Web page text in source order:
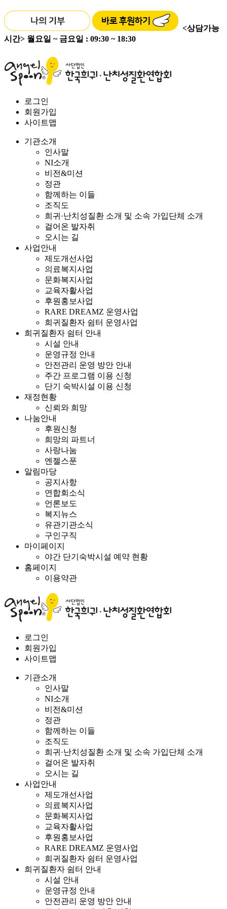
<상담가능
시간> 월요일 ~ 금요일 : 09:30 ~ 18:30
로그인
회원가입
사이트맵
기관소개
인사말
NI소개
비전&미션
정관
함께하는 이들
조직도
희귀·난치성질환 소개 및 소속 가입단체 소개
걸어온 발자취
오시는 길
사업안내
제도개선사업
의료복지사업
문화복지사업
교육자활사업
후원홍보사업
RARE DREAMZ 운영사업
희귀질환자 쉼터 운영사업
희귀질환자 쉼터 안내
시설 안내
운영규정 안내
안전관리 운영 방안 안내
주간 프로그램 이용 신청
단기 숙박시설 이용 신청
재정현황
신뢰와 희망
나눔안내
후원신청
희망의 파트너
사랑나눔
엔젤스푼
알림마당
공지사항
연합회소식
언론보도
복지뉴스
유관기관소식
구인구직
마이페이지
야간 단기숙박시설 예약 현황
홈페이지
이용약관
로그인
회원가입
사이트맵
기관소개
인사말
NI소개
비전&미션
정관
함께하는 이들
조직도
희귀·난치성질환 소개 및 소속 가입단체 소개
걸어온 발자취
오시는 길
사업안내
제도개선사업
의료복지사업
문화복지사업
교육자활사업
후원홍보사업
RARE DREAMZ 운영사업
희귀질환자 쉼터 운영사업
희귀질환자 쉼터 안내
시설 안내
운영규정 안내
안전관리 운영 방안 안내